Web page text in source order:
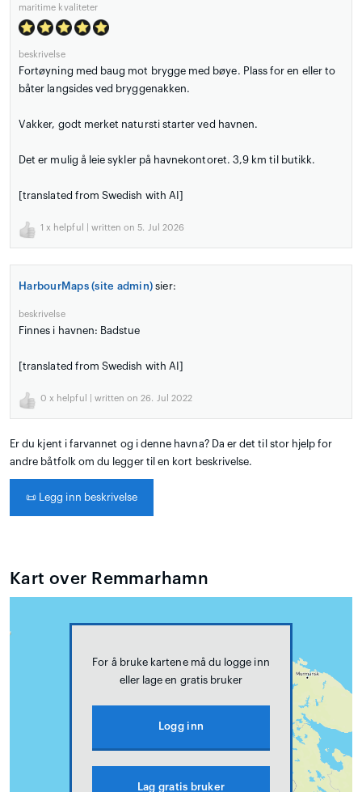
maritime kvaliteter
beskrivelse
Fortøyning med baug mot brygge med bøye. Plass for en eller to
båter langsides ved bryggenakken.
Vakker, godt merket natursti starter ved havnen.
Det er mulig å leie sykler på havnekontoret. 3,9 km til butikk.
[translated from Swedish with AI]
1 x helpful | written on 5. Jul 2026
HarbourMaps (site admin) sier:
beskrivelse
Finnes i havnen: Badstue
[translated from Swedish with AI]
0 x helpful | written on 26. Jul 2022
Er du kjent i farvannet og i denne havna? Da er det til stor hjelp for
andre båtfolk om du legger til en kort beskrivelse.
📜 Legg inn beskrivelse
Kart over Remmarhamn
For å bruke kartene må du logge inn
eller lage en gratis bruker
Logg inn
Lag gratis bruker